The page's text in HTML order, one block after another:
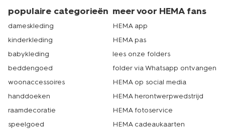
populaire categorieën
dameskleding
kinderkleding
babykleding
beddengoed
woonaccessoires
handdoeken
raamdecoratie
speelgoed
meer voor HEMA fans
HEMA app
HEMA pas
lees onze folders
folder via Whatsapp ontvangen
HEMA op social media
HEMA herontwerpwedstrijd
HEMA fotoservice
HEMA cadeaukaarten